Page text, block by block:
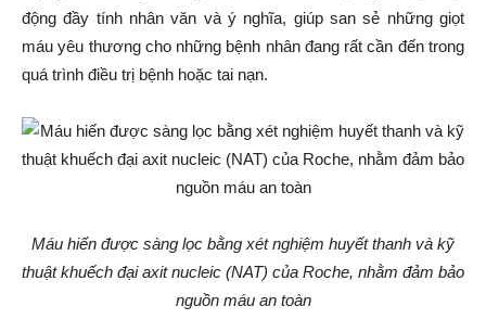
động đầy tính nhân văn và ý nghĩa, giúp san sẻ những giọt
máu yêu thương cho những bệnh nhân đang rất cần đến trong
quá trình điều trị bệnh hoặc tai nạn.
Máu hiến được sàng lọc bằng xét nghiệm huyết thanh và kỹ
thuật khuếch đại axit nucleic (NAT) của Roche, nhằm đảm bảo
nguồn máu an toàn